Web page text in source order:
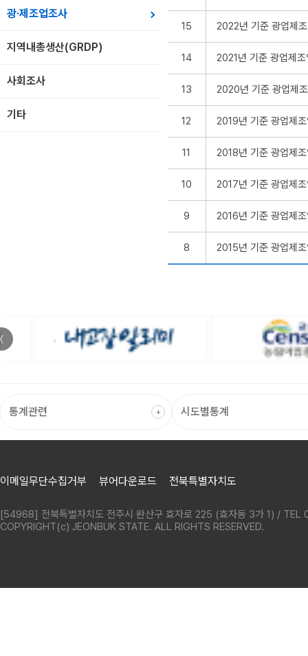
광·제조업조사
지역내총생산(GRDP)
사회조사
기타
15 2022년 기준 광업제
14 2021년 기준 광업제
13 2020년 기준 광업제
12 2019년 기준 광업제
11 2018년 기준 광업제
10 2017년 기준 광업제
9 2016년 기준 광업제
8 2015년 기준 광업제
〈
이메일무단수집거부 뷰어다운로드 전북특별자치도
[54968] 전북특별자치도 전주시 완산구 효자로 225 (효자동 3가 1) /
COPYRIGHT(c) JEONBUK STATE. ALL RIGHTS RESERVED.